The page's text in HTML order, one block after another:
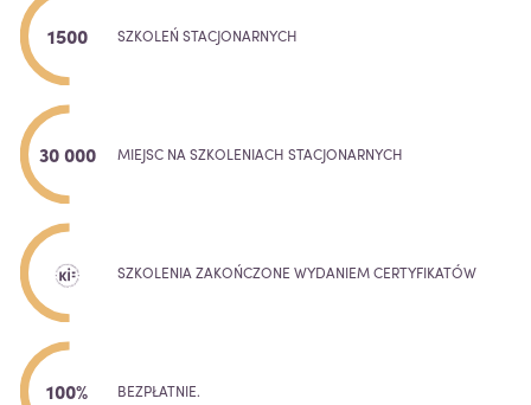
1500 SZKOLEŃ STACJONARNYCH
30 000 MIEJSC NA SZKOLENIACH STACJONARNYCH
SZKOLENIA ZAKOŃCZONE WYDANIEM CERTYFIKATÓW
100% BEZPŁATNIE.